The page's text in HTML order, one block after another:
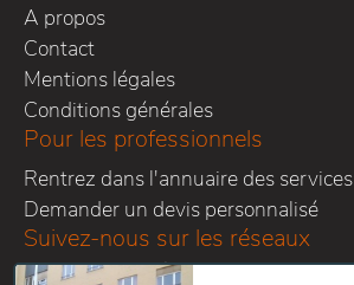
A propos
Contact
Mentions légales
Conditions générales
Pour les professionnels
Rentrez dans l'annuaire des services
Demander un devis personnalisé
Suivez-nous sur les réseaux